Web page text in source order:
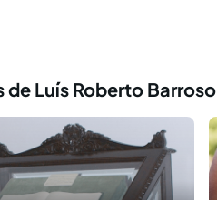
de Luís Roberto Barroso